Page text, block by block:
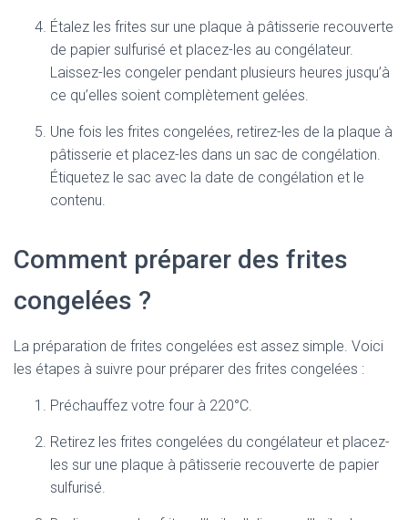
Étalez les frites sur une plaque à pâtisserie recouverte
de papier sulfurisé et placez-les au congélateur.
Laissez-les congeler pendant plusieurs heures jusqu’à
ce qu’elles soient complètement gelées.
Une fois les frites congelées, retirez-les de la plaque à
pâtisserie et placez-les dans un sac de congélation.
Étiquetez le sac avec la date de congélation et le
contenu.
Comment préparer des frites
congelées ?
La préparation de frites congelées est assez simple. Voici
les étapes à suivre pour préparer des frites congelées :
Préchauffez votre four à 220°C.
Retirez les frites congelées du congélateur et placez-
les sur une plaque à pâtisserie recouverte de papier
sulfurisé.